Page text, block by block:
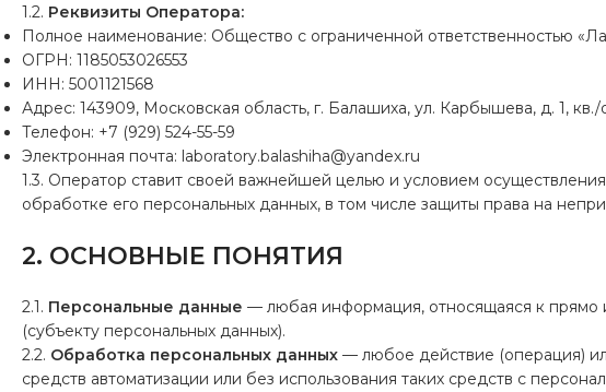
1.2. Реквизиты Оператора:
Полное наименование: Общество с ограниченной ответственностью
ОГРН: 1185053026553
ИНН: 5001121568
Адрес: 143909, Московская область, г. Балашиха, ул. Карбышева, д. 1, кв./
Телефон: +7 (929) 524-55-59
Электронная почта: laboratory.balashiha@yandex.ru
1.3. Оператор ставит своей важнейшей целью и условием
обработке его персональных данных, в том числе защиты права на
2. ОСНОВНЫЕ ПОНЯТИЯ
2.1. Персональные данные — любая информация, относящаяся к
(субъекту персональных данных).
2.2. Обработка персональных данных — любое действие (операция)
средств автоматизации или без использования таких средств с